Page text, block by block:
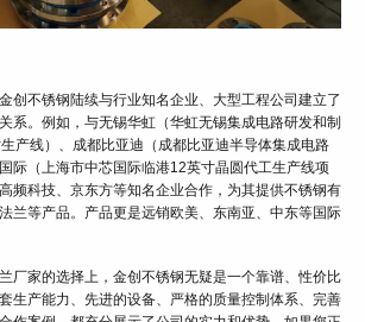
创不锈钢陆续与行业知名企业、大型工程公司建立了
系。例如，与无锡华虹（华虹无锡集成电路研发和制
产线）、成都比亚迪（成都比亚迪半导体集成电路
际（上海市中芯国际临港12英寸晶圆代工生产线项
频科技、京东方等知名企业合作，为其提供不锈钢有
兰等产品。产品更是远销欧美、东南亚、中东等国际
厂家的选择上，金创不锈钢无疑是一个靠谱、性价比
生产能力、先进的设备、严格的质量控制体系、完善